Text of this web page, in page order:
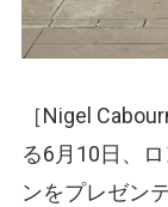
［Nigel
る6月10日、
ンをプレゼン